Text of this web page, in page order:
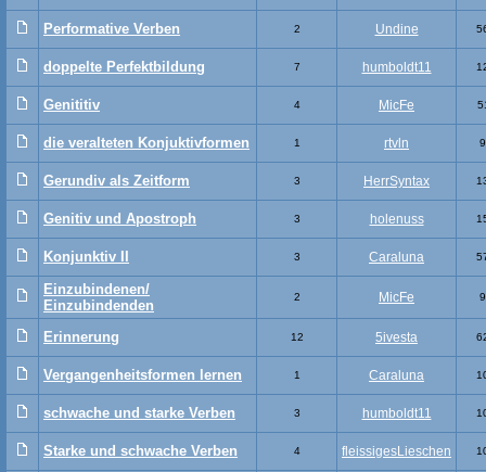
Performative Verben 2 Undine
doppelte Perfektbildung 7 humboldt11
Genititiv 4 MicFe
die veralteten Konjuktivformen 1 rtvln
Gerundiv als Zeitform 3 HerrSyntax
Genitiv und Apostroph 3 holenuss
Konjunktiv II 3 Caraluna
Einzubindenen/
Einzubindenden
2 MicFe
Erinnerung 12 5ivesta
Vergangenheitsformen lernen 1 Caraluna
schwache und starke Verben 3 humboldt11
Starke und schwache Verben 4 fleissigesLieschen